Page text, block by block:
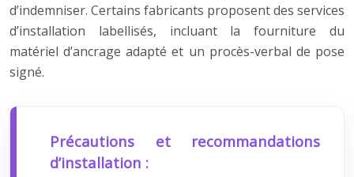
d’indemniser. Certains fabricants proposent des services
d’installation labellisés, incluant la fourniture du
matériel d’ancrage adapté et un procès-verbal de pose
signé.
Précautions et recommandations
d’installation :